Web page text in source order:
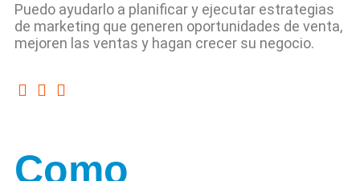
Puedo ayudarlo a planificar y ejecutar estrategias
de marketing que generen oportunidades de venta,
mejoren las ventas y hagan crecer su negocio.
Como